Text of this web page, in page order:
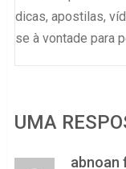
dicas, apostilas,
se à vontade para
UMA
abnoan